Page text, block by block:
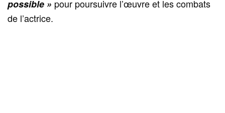
possible » pour poursuivre l’œuvre et les combats
de l’actrice.